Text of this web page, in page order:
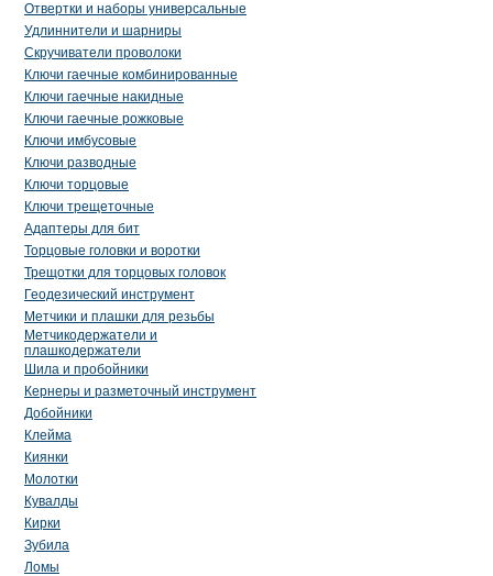
Отвертки и наборы универсальные
Удлиннители и шарниры
Скручиватели проволоки
Ключи гаечные комбинированные
Ключи гаечные накидные
Ключи гаечные рожковые
Ключи имбусовые
Ключи разводные
Ключи торцовые
Ключи трещеточные
Адаптеры для бит
Торцовые головки и воротки
Трещотки для торцовых головок
Геодезический инструмент
Метчики и плашки для резьбы
Метчикодержатели и
плашкодержатели
Шила и пробойники
Кернеры и разметочный инструмент
Добойники
Клейма
Киянки
Молотки
Кувалды
Кирки
Зубила
Ломы